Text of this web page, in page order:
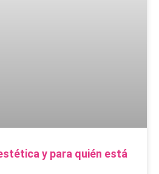
y para quién está